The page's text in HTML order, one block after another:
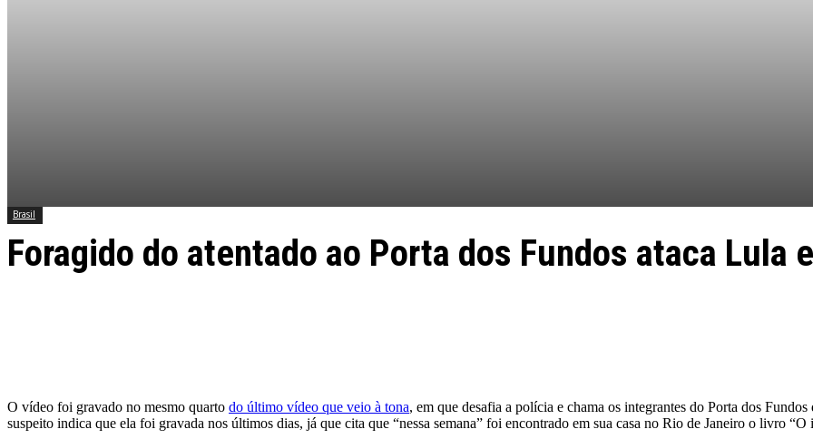
Brasil
Foragido do atentado ao Porta dos Fundos ataca Lula
O vídeo foi gravado no mesmo quarto do último vídeo que veio à tona, em que desafia a polícia e chama os integrantes do Porta dos
suspeito indica que ela foi gravada nos últimos dias, já que cita que “nessa semana” foi encontrado em sua casa no Rio de Janeiro o livro